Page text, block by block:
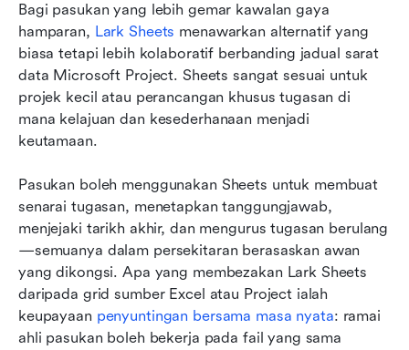
Bagi pasukan yang lebih gemar kawalan gaya
hamparan, Lark Sheets menawarkan alternatif yang
biasa tetapi lebih kolaboratif berbanding jadual sarat
data Microsoft Project. Sheets sangat sesuai untuk
projek kecil atau perancangan khusus tugasan di
mana kelajuan dan kesederhanaan menjadi
keutamaan.
Pasukan boleh menggunakan Sheets untuk membuat
senarai tugasan, menetapkan tanggungjawab,
menjejaki tarikh akhir, dan mengurus tugasan berulang
—semuanya dalam persekitaran berasaskan awan
yang dikongsi. Apa yang membezakan Lark Sheets
daripada grid sumber Excel atau Project ialah
keupayaan penyuntingan bersama masa nyata: ramai
ahli pasukan boleh bekerja pada fail yang sama